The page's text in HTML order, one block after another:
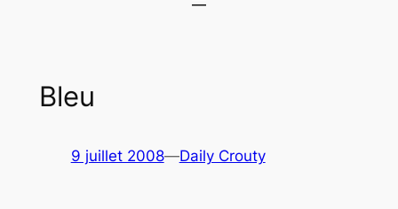
Bleu
9 juillet 2008—Daily Crouty